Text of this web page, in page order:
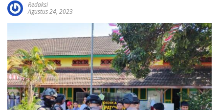
Redaksi
Agustus 24, 2023